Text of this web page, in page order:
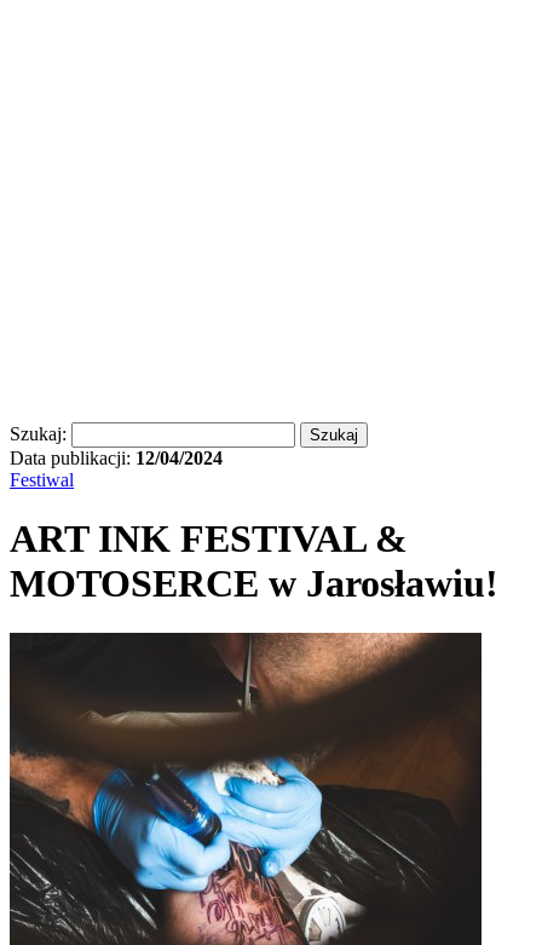
Szukaj:
Data publikacji: 12/04/2024
Festiwal
ART INK FESTIVAL &
MOTOSERCE w Jarosławiu!